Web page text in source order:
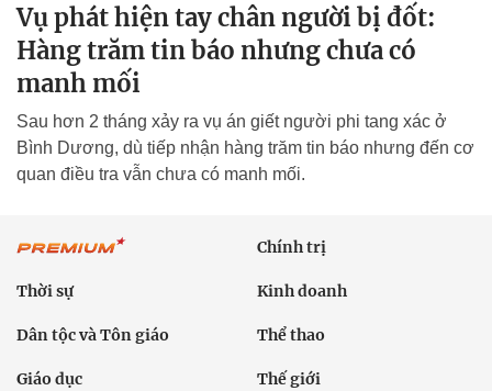
Vụ phát hiện tay chân người bị đốt:
Hàng trăm tin báo nhưng chưa có
manh mối
Sau hơn 2 tháng xảy ra vụ án giết người phi tang xác ở
Bình Dương, dù tiếp nhận hàng trăm tin báo nhưng đến cơ
quan điều tra vẫn chưa có manh mối.
Chính trị
Thời sự Kinh doanh
Dân tộc và Tôn giáo Thể thao
Giáo dục Thế giới